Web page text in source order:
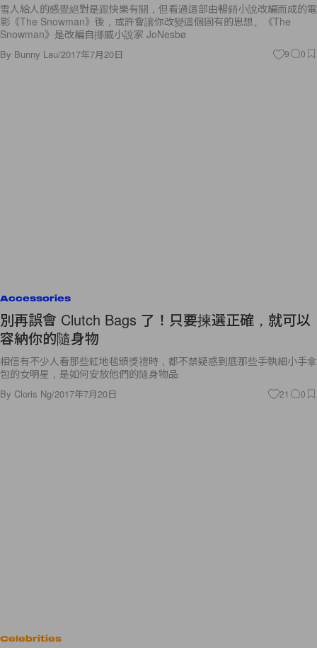
雪人給人的感覺絕對是跟快樂有關，但看過這部由暢銷小說改編而成的電
影《The Snowman》後，或許會讓你改變這個固有的思想。《The
Snowman》是改編自挪威小說家 JoNesbø
By Bunny Lau/2017年7月20日 9 0
Accessories
別再誤會 Clutch Bags 了！只要揀選正確，就可以
容納你的隨身物
相信有不少人看那些紅地毯頒獎禮時，都不禁疑惑到底那些手執細小手拿
包的女明星，是如何安放他們的隨身物品
By Cloris Ng/2017年7月20日 21 0
Celebrities